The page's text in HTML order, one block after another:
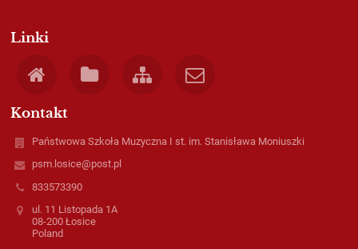
Linki
Kontakt
Państwowa Szkoła Muzyczna I st. im. Stanisława Moniuszki
psm.losice@post.pl
833573390
ul. 11 Listopada 1A
08-200 Łosice
Poland